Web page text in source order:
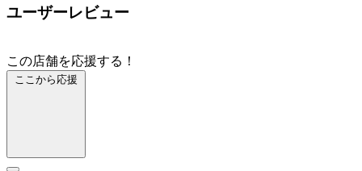
ユーザーレビュー
この店舗を応援する！
ここから応援